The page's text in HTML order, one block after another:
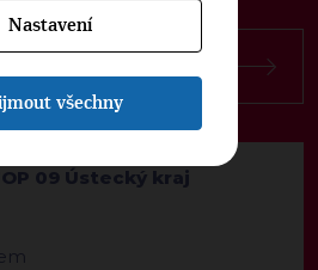
09 Ústecký kraj
Nastavení
všechny